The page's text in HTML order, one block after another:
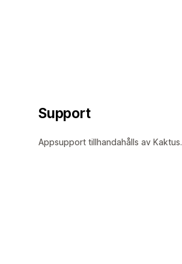
Support
Appsupport tillhandahålls av Kaktus.